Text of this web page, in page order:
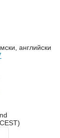
английски